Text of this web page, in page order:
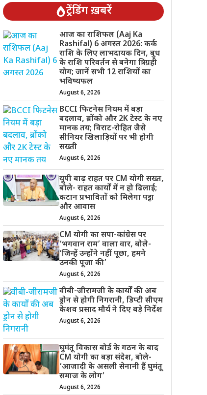
ट्रेंडिंग ख़बरें
आज का राशिफल (Aaj Ka
Rashifal) 6 अगस्त 2026: कर्क
राशि के लिए लाभदायक दिन, बुध
के राशि परिवर्तन से बनेगा त्रिग्रही
योग; जानें सभी 12 राशियों का
भविष्यफल
August 6, 2026
BCCI फिटनेस नियम में बड़ा
बदलाव, ब्रोंको और 2K टेस्ट के नए
मानक तय; विराट-रोहित जैसे
सीनियर खिलाड़ियों पर भी होगी
सख्ती
August 6, 2026
यूपी बाढ़ राहत पर CM योगी सख्त,
बोले- राहत कार्यों में न हो ढिलाई;
कटान प्रभावितों को मिलेगा पट्टा
और आवास
August 6, 2026
CM योगी का सपा-कांग्रेस पर
‘भगवान राम’ वाला वार, बोले-
‘जिन्हें उन्होंने नहीं पूछा, हमने
उनकी पूजा की’
August 6, 2026
वीबी-जीरामजी के कार्यों की अब
ड्रोन से होगी निगरानी, डिप्टी सीएम
केशव प्रसाद मौर्य ने दिए बड़े निर्देश
August 6, 2026
घुमंतू विकास बोर्ड के गठन के बाद
CM योगी का बड़ा संदेश, बोले-
‘आजादी के असली सेनानी हैं घुमंतू
समाज के लोग’
August 6, 2026